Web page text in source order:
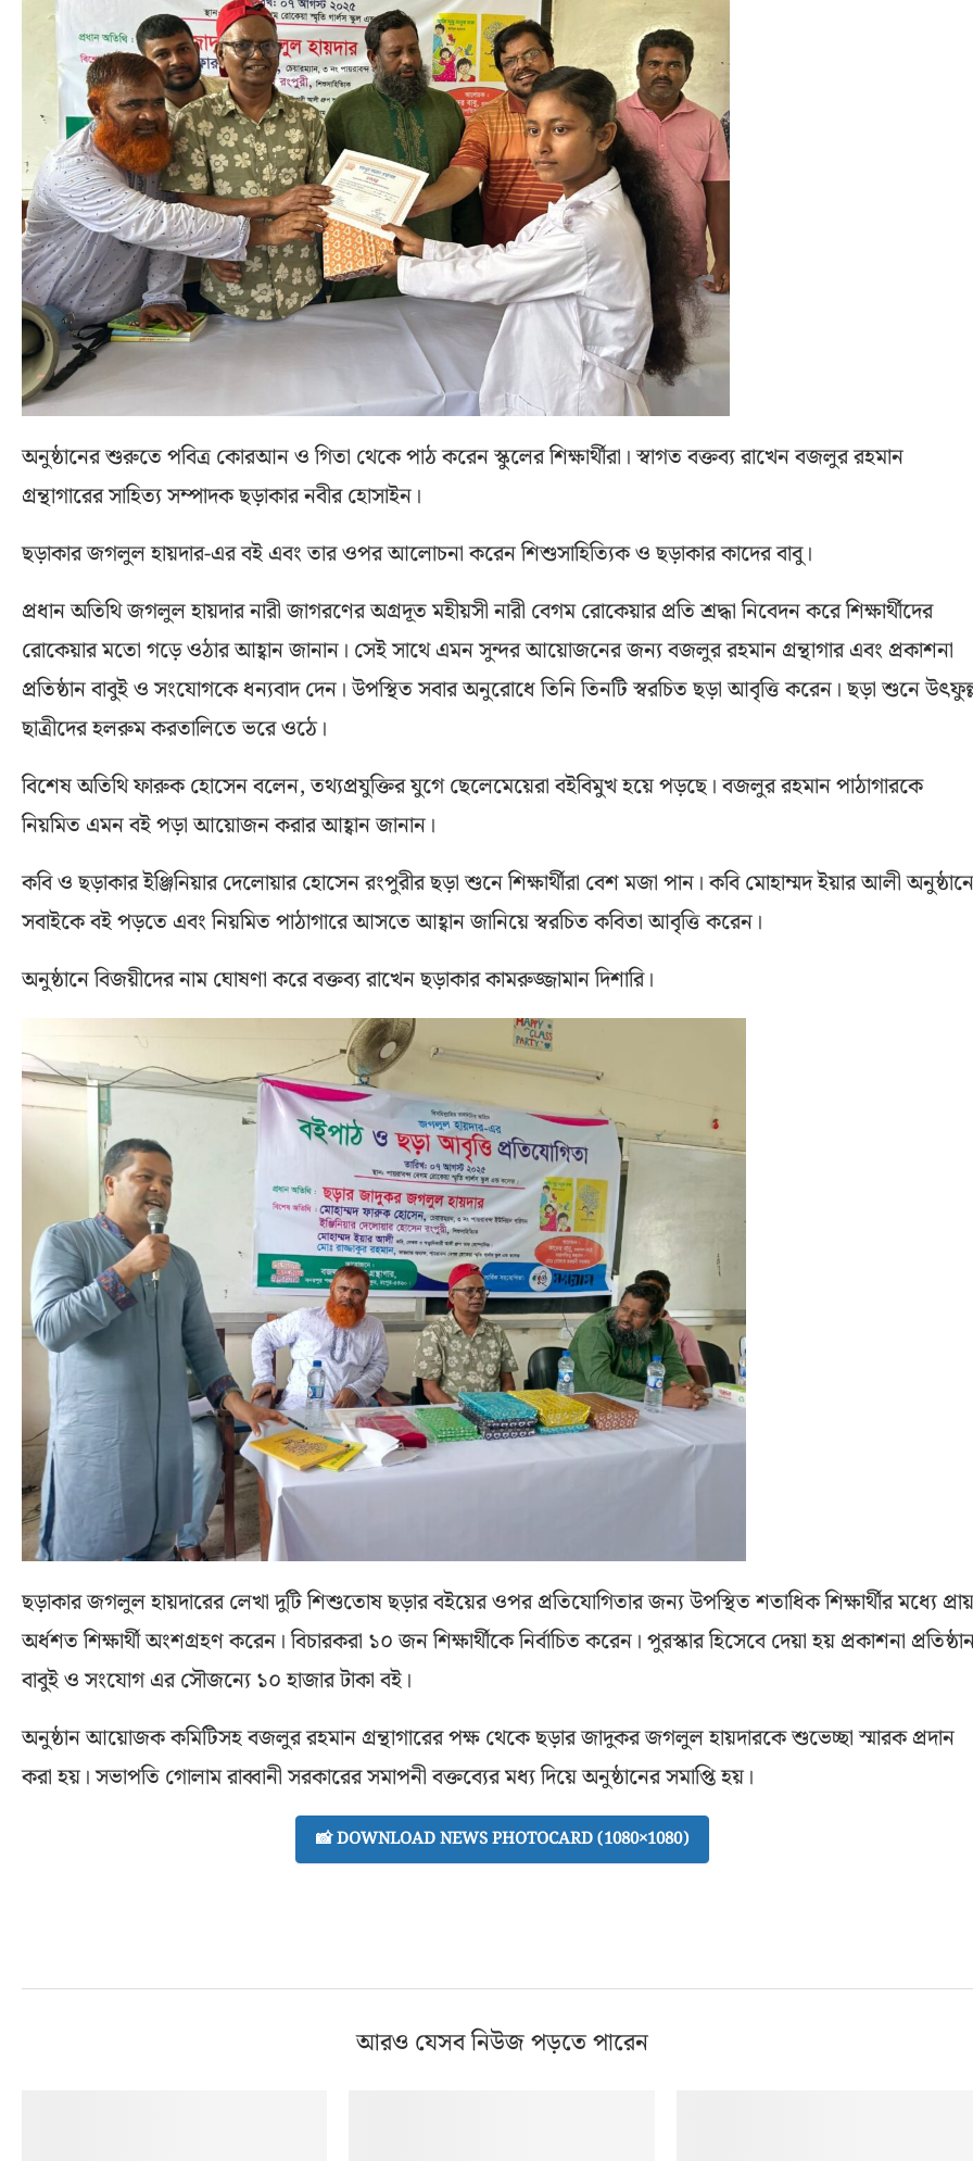
অনুষ্ঠানের শুরুতে পবিত্র কোরআন ও গিতা থেকে পাঠ করেন স্কুলের শিক্ষার্থীরা। স্বাগত বক্তব্য রাখেন বজলুর রহমান
গ্রন্থাগারের সাহিত্য সম্পাদক ছড়াকার নবীর হোসাইন।
ছড়াকার জগলুল হায়দার-এর বই এবং তার ওপর আলোচনা করেন শিশুসাহিত্যিক ও ছড়াকার কাদের বাবু।
প্রধান অতিথি জগলুল হায়দার নারী জাগরণের অগ্রদূত মহীয়সী নারী বেগম রোকেয়ার প্রতি শ্রদ্ধা নিবেদন করে শিক্ষার্থীদের
রোকেয়ার মতো গড়ে ওঠার আহ্বান জানান। সেই সাথে এমন সুন্দর আয়োজনের জন্য বজলুর রহমান গ্রন্থাগার এবং প্রকাশনা
প্রতিষ্ঠান বাবুই ও সংযোগকে ধন্যবাদ দেন। উপস্থিত সবার অনুরোধে তিনি তিনটি স্বরচিত ছড়া আবৃত্তি করেন। ছড়া শুনে
ছাত্রীদের হলরুম করতালিতে ভরে ওঠে।
বিশেষ অতিথি ফারুক হোসেন বলেন, তথ্যপ্রযুক্তির যুগে ছেলেমেয়েরা বইবিমুখ হয়ে পড়ছে। বজলুর রহমান পাঠাগারকে
নিয়মিত এমন বই পড়া আয়োজন করার আহ্বান জানান।
কবি ও ছড়াকার ইঞ্জিনিয়ার দেলোয়ার হোসেন রংপুরীর ছড়া শুনে শিক্ষার্থীরা বেশ মজা পান। কবি মোহাম্মদ ইয়ার আলী অনুষ্ঠানে
সবাইকে বই পড়তে এবং নিয়মিত পাঠাগারে আসতে আহ্বান জানিয়ে স্বরচিত কবিতা আবৃত্তি করেন।
অনুষ্ঠানে বিজয়ীদের নাম ঘোষণা করে বক্তব্য রাখেন ছড়াকার কামরুজ্জামান দিশারি।
ছড়াকার জগলুল হায়দারের লেখা দুটি শিশুতোষ ছড়ার বইয়ের ওপর প্রতিযোগিতার জন্য উপস্থিত শতাধিক শিক্ষার্থীর মধ্যে প্রায়
অর্ধশত শিক্ষার্থী অংশগ্রহণ করেন। বিচারকরা ১০ জন শিক্ষার্থীকে নির্বাচিত করেন। পুরস্কার হিসেবে দেয়া হয় প্রকাশনা
বাবুই ও সংযোগ এর সৌজন্যে ১০ হাজার টাকা বই।
অনুষ্ঠান আয়োজক কমিটিসহ বজলুর রহমান গ্রন্থাগারের পক্ষ থেকে ছড়ার জাদুকর জগলুল হায়দারকে শুভেচ্ছা স্মারক প্রদান
করা হয়। সভাপতি গোলাম রাব্বানী সরকারের সমাপনী বক্তব্যের মধ্য দিয়ে অনুষ্ঠানের সমাপ্তি হয়।
📸 DOWNLOAD NEWS PHOTOCARD (1080×1080)
আরও যেসব নিউজ পড়তে পারেন